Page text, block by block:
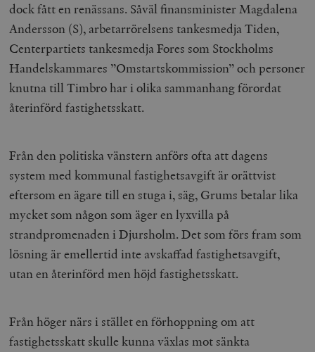
dock fått en renässans. Såväl finansminister Magdalena
Andersson (S), arbetarrörelsens tankesmedja Tiden,
Centerpartiets tankesmedja Fores som Stockholms
Handelskammares ”Omstartskommission” och personer
knutna till Timbro har i olika sammanhang förordat
återinförd fastighetsskatt.
Från den politiska vänstern anförs ofta att dagens
system med kommunal fastighetsavgift är orättvist
eftersom en ägare till en stuga i, säg, Grums betalar lika
mycket som någon som äger en lyxvilla på
strandpromenaden i Djursholm. Det som förs fram som
lösning är emellertid inte avskaffad fastighetsavgift,
utan en återinförd men höjd fastighetsskatt.
Från höger närs i stället en förhoppning om att
fastighetsskatt skulle kunna växlas mot sänkta